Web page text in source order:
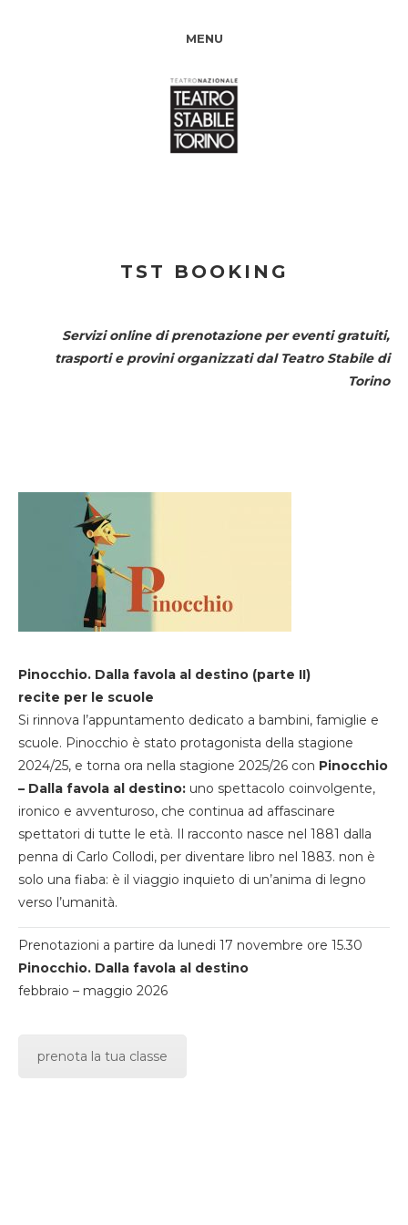
MENU
TST BOOKING
Servizi online di prenotazione per eventi gratuiti,
trasporti e provini organizzati dal Teatro Stabile di
Torino
Pinocchio. Dalla favola al destino (parte II)
recite per le scuole
Si rinnova l’appuntamento dedicato a bambini, famiglie e
scuole. Pinocchio è stato protagonista della stagione
2024/25, e torna ora nella stagione 2025/26 con Pinocchio
– Dalla favola al destino: uno spettacolo coinvolgente,
ironico e avventuroso, che continua ad affascinare
spettatori di tutte le età. Il racconto nasce nel 1881 dalla
penna di Carlo Collodi, per diventare libro nel 1883. non è
solo una fiaba: è il viaggio inquieto di un’anima di legno
verso l’umanità.
Prenotazioni a partire da lunedi 17 novembre ore 15.30
Pinocchio. Dalla favola al destino
febbraio – maggio 2026
prenota la tua classe